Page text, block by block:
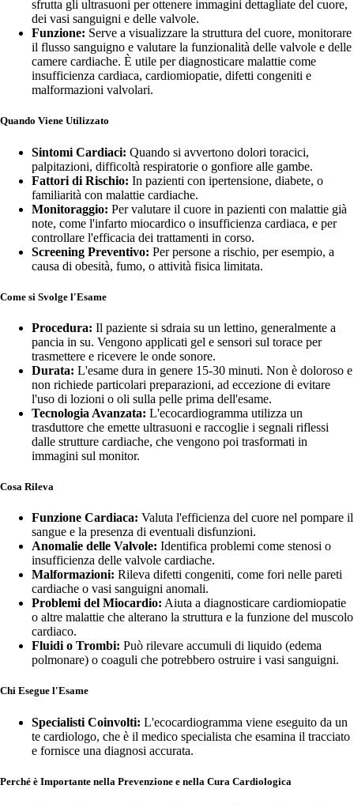
sfrutta gli ultrasuoni per ottenere immagini dettagliate del cuore,
dei vasi sanguigni e delle valvole.
Funzione: Serve a visualizzare la struttura del cuore, monitorare
il flusso sanguigno e valutare la funzionalità delle valvole e delle
camere cardiache. È utile per diagnosticare malattie come
insufficienza cardiaca, cardiomiopatie, difetti congeniti e
malformazioni valvolari.
Quando Viene Utilizzato
Sintomi Cardiaci: Quando si avvertono dolori toracici,
palpitazioni, difficoltà respiratorie o gonfiore alle gambe.
Fattori di Rischio: In pazienti con ipertensione, diabete, o
familiarità con malattie cardiache.
Monitoraggio: Per valutare il cuore in pazienti con malattie già
note, come l'infarto miocardico o insufficienza cardiaca, e per
controllare l'efficacia dei trattamenti in corso.
Screening Preventivo: Per persone a rischio, per esempio, a
causa di obesità, fumo, o attività fisica limitata.
Come si Svolge l'Esame
Procedura: Il paziente si sdraia su un lettino, generalmente a
pancia in su. Vengono applicati gel e sensori sul torace per
trasmettere e ricevere le onde sonore.
Durata: L'esame dura in genere 15-30 minuti. Non è doloroso e
non richiede particolari preparazioni, ad eccezione di evitare
l'uso di lozioni o oli sulla pelle prima dell'esame.
Tecnologia Avanzata: L'ecocardiogramma utilizza un
trasduttore che emette ultrasuoni e raccoglie i segnali riflessi
dalle strutture cardiache, che vengono poi trasformati in
immagini sul monitor.
Cosa Rileva
Funzione Cardiaca: Valuta l'efficienza del cuore nel pompare il
sangue e la presenza di eventuali disfunzioni.
Anomalie delle Valvole: Identifica problemi come stenosi o
insufficienza delle valvole cardiache.
Malformazioni: Rileva difetti congeniti, come fori nelle pareti
cardiache o vasi sanguigni anomali.
Problemi del Miocardio: Aiuta a diagnosticare cardiomiopatie
o altre malattie che alterano la struttura e la funzione del muscolo
cardiaco.
Fluidi o Trombi: Può rilevare accumuli di liquido (edema
polmonare) o coaguli che potrebbero ostruire i vasi sanguigni.
Chi Esegue l'Esame
Specialisti Coinvolti: L'ecocardiogramma viene eseguito da un
te cardiologo, che è il medico specialista che esamina il tracciato
e fornisce una diagnosi accurata.
Perché è Importante nella Prevenzione e nella Cura Cardiologica